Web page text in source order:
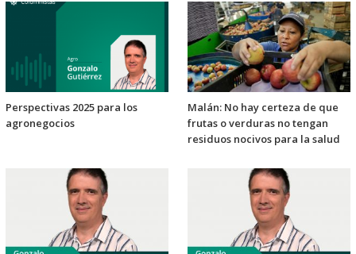
Perspectivas 2025 para los
agronegocios
Malán: No hay certeza de que
frutas o verduras no tengan
residuos nocivos para la salud